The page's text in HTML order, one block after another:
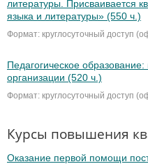
литературы. Присваивается
языка и литературы» (550 ч.)
Формат: круглосуточный доступ
Педагогическое
организации (520 ч.)
Формат: круглосуточный доступ
Курсы повышения
Оказание первой помощи